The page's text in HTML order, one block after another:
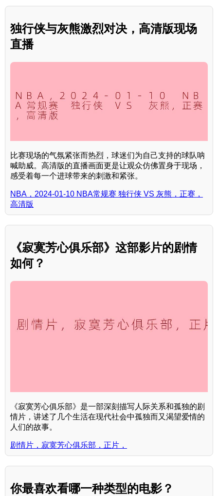
独行侠与灰熊激烈对决，高清版现场
直播
比赛现场的气氛紧张而热烈，球迷们为自己支持的球队呐
喊助威。高清版的直播画面更是让观众仿佛置身于现场，
感受着每一个进球带来的刺激和紧张。
NBA，2024-01-10 NBA常规赛 独行侠 VS 灰熊，正赛，
高清版
《寂寞芳心俱乐部》这部影片的剧情
如何？
《寂寞芳心俱乐部》是一部深刻描写人际关系和孤独的剧
情片，讲述了几个生活在现代社会中孤独而又渴望爱情的
人们的故事。
剧情片，寂寞芳心俱乐部，正片，
你最喜欢看哪一种类型的电影？